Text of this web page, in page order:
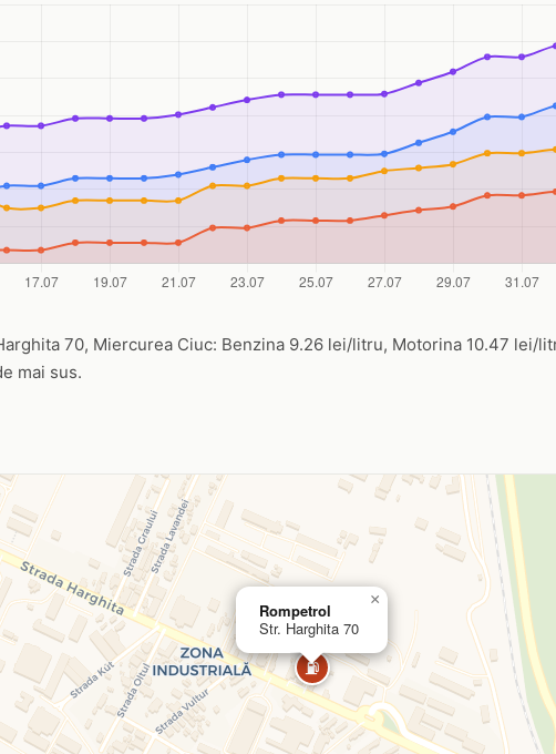
70, Miercurea Ciuc: Benzina 9.26 lei/litru, Motorina 10.47 lei/
mai sus.
⛽
Rompetrol
Str. Harghita 70
×